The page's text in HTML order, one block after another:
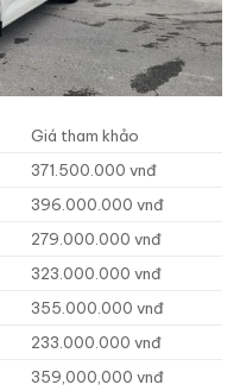
Giá tham khảo
371.500.000 vnđ
396.000.000 vnđ
279.000.000 vnđ
323.000.000 vnđ
355.000.000 vnđ
233.000.000 vnđ
359,000,000 vnđ